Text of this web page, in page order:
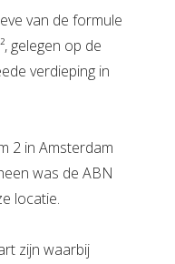
van de formule
gelegen op de
verdieping in
2 in Amsterdam
was de ABN
locatie.
zijn waarbij